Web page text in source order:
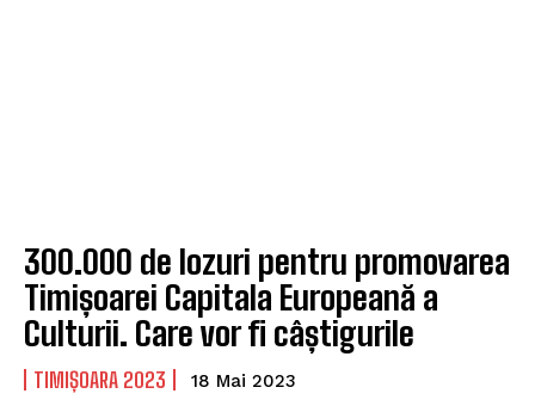
300.000 de lozuri pentru promovarea
Timișoarei Capitala Europeană a
Culturii. Care vor fi câștigurile
TIMIȘOARA 2023 18 Mai 2023